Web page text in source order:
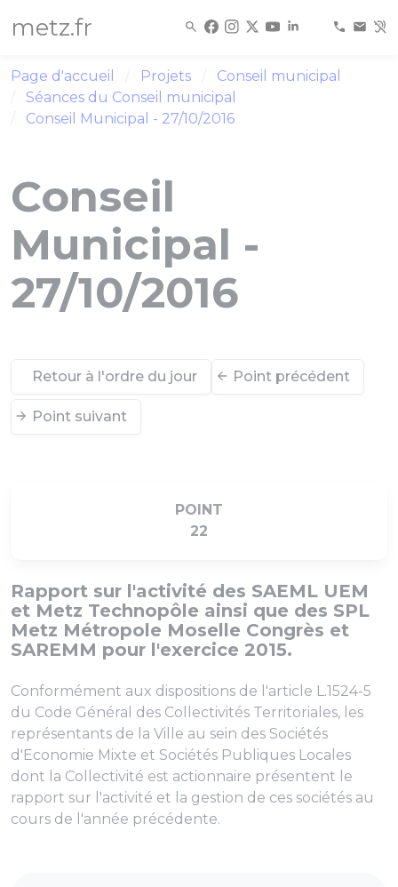
metz.fr
Page d'accueil Projets
Conseil municipal
Séances du Conseil municipal
Conseil Municipal - 27/10/2016
Conseil
Municipal -
27/10/2016
Retour à l'ordre du jour Point précédent
Point suivant
POINT
22
Rapport sur l'activité des SAEML UEM
et Metz Technopôle ainsi que des SPL
Metz Métropole Moselle Congrès et
SAREMM pour l'exercice 2015.
Conformément aux dispositions de l'article L.1524-5
du Code Général des Collectivités Territoriales, les
représentants de la Ville au sein des Sociétés
d'Economie Mixte et Sociétés Publiques Locales
dont la Collectivité est actionnaire présentent le
rapport sur l'activité et la gestion de ces sociétés au
cours de l'année précédente.